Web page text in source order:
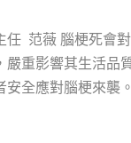
任 范薇 腦梗死會
重影響其生活品
全應對腦梗來襲